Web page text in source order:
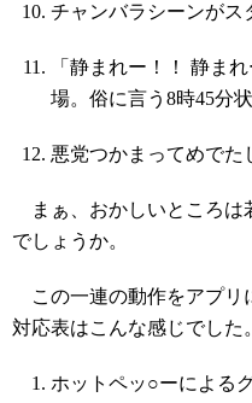
チャンバラシーンがス
「静まれー！！ 静ま
場。俗に言う8時45分
悪党つかまってめでた
まぁ、おかしいところは
でしょうか。
この一連の動作をアプリ
対応表はこんな感じでした。
ホットペッ○ーによる